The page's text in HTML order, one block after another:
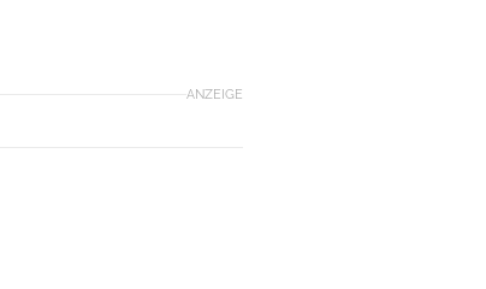
ANZEIGE